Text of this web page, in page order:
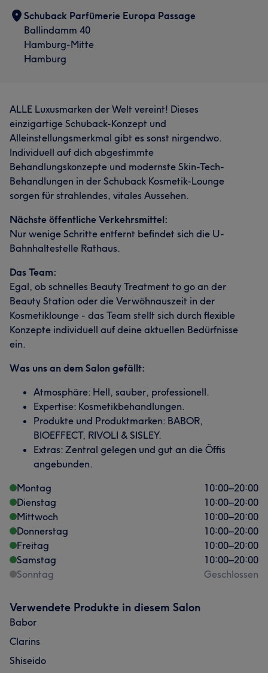
Schuback Parfümerie Europa Passage
Ballindamm 40
Hamburg-Mitte
Hamburg
ALLE Luxusmarken der Welt vereint! Dieses
einzigartige Schuback-Konzept und
Alleinstellungsmerkmal gibt es sonst nirgendwo.
Individuell auf dich abgestimmte
Behandlungskonzepte und modernste Skin-Tech-
Behandlungen in der Schuback Kosmetik-Lounge
sorgen für strahlendes, vitales Aussehen.
Nächste öffentliche Verkehrsmittel:
Nur wenige Schritte entfernt befindet sich die U-
Bahnhaltestelle Rathaus.
Das Team:
Egal, ob schnelles Beauty Treatment to go an der
Beauty Station oder die Verwöhnauszeit in der
Kosmetiklounge - das Team stellt sich durch flexible
Konzepte individuell auf deine aktuellen Bedürfnisse
ein.
Was uns an dem Salon gefällt:
Atmosphäre: Hell, sauber, professionell.
Expertise: Kosmetikbehandlungen.
Produkte und Produktmarken: BABOR,
BIOEFFECT, RIVOLI & SISLEY.
Extras: Zentral gelegen und gut an die Öffis
angebunden.
Montag
10:00–20:00
Dienstag
10:00–20:00
Mittwoch
10:00–20:00
Donnerstag
10:00–20:00
Freitag
10:00–20:00
Samstag
10:00–20:00
Sonntag
Geschlossen
Verwendete Produkte in diesem Salon
Babor
Clarins
Shiseido